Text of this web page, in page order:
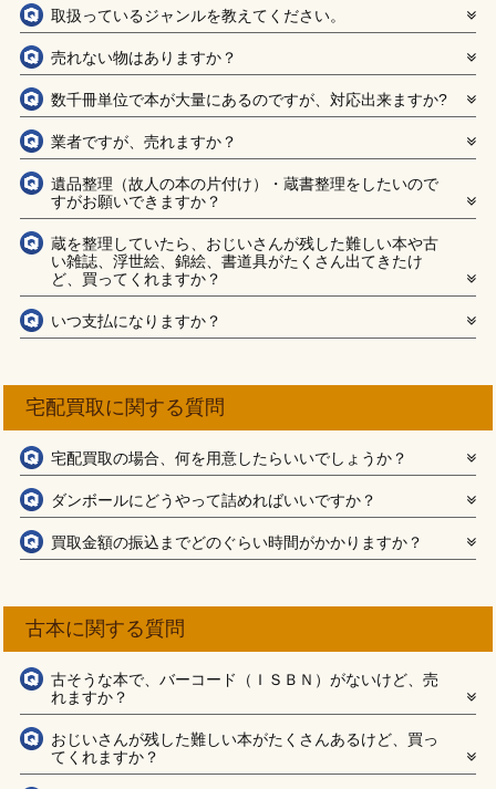
取扱っているジャンルを教えてください。
売れない物はありますか？
数千冊単位で本が大量にあるのですが、対応出来ますか?
業者ですが、売れますか？
遺品整理（故人の本の片付け）・蔵書整理をしたいので
すがお願いできますか？
蔵を整理していたら、おじいさんが残した難しい本や古
い雑誌、浮世絵、錦絵、書道具がたくさん出てきたけ
ど、買ってくれますか？
いつ支払になりますか？
宅配買取に関する質問
宅配買取の場合、何を用意したらいいでしょうか？
ダンボールにどうやって詰めればいいですか？
買取金額の振込までどのぐらい時間がかかりますか？
古本に関する質問
古そうな本で、バーコード（ＩＳＢＮ）がないけど、売
れますか？
おじいさんが残した難しい本がたくさんあるけど、買っ
てくれますか？